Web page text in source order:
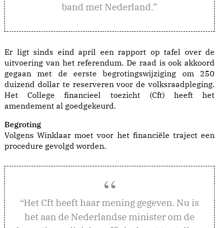
band met Nederland.”
Er ligt sinds eind april een rapport op tafel over de
uitvoering van het referendum. De raad is ook akkoord
gegaan met de eerste begrotingswijziging om 250
duizend dollar te reserveren voor de volksraadpleging.
Het College financieel toezicht (Cft) heeft het
amendement al goedgekeurd.
Begroting
Volgens Winklaar moet voor het financiële traject een
procedure gevolgd worden.
“Het Cft heeft haar mening gegeven. Nu is
het aan de Nederlandse minister om de